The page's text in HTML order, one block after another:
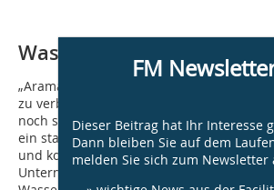
Wasser fährt nicht,
„Aramark und Brita streben danach, die
zu verbessern. Dazu gehört es auch,
noch stärker in das Bewusstsein der
ein stark kontrolliertes Lebensmittel hier
und kommt schon in trinkbarer Qualität
Unternehmen. Mit unseren
FM
Dieser Beitrag hat Ihr Interesse
Dann bleiben Sie auf dem
melden Sie sich zum Newsletter